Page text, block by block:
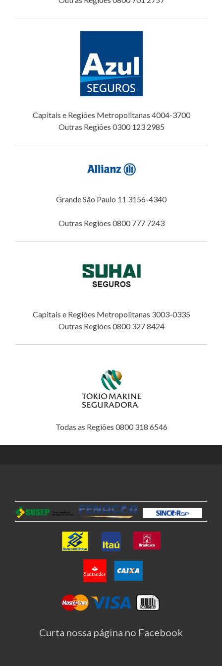
Capitais e Regiões Metropolitanas 4004-3700
Outras Regiões 0300 123 2985
Grande São Paulo 11 3156-4340
Outras Regiões 0800 777 7243
Capitais e Regiões Metropolitanas 3003-0335
Outras Regiões 0800 327 8424
Todas as Regiões 0800 318 6546
Curta nossa página no Facebook